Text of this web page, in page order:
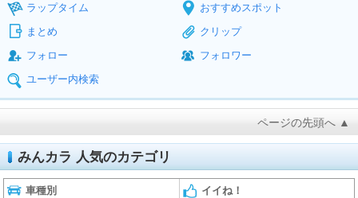
ラップタイム
おすすめスポット
まとめ
クリップ
フォロー
フォロワー
ユーザー内検索
ページの先頭へ ▲
みんカラ 人気のカテゴリ
車種別 イイね！